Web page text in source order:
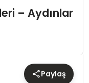
– Aydınlar
Paylaş